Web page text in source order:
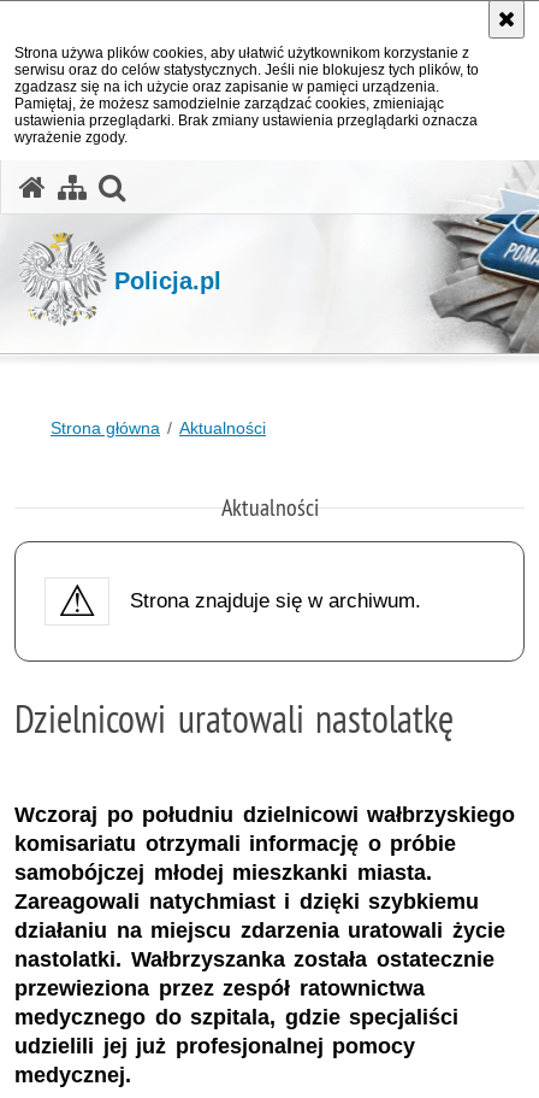
Strona używa plików cookies, aby ułatwić użytkownikom korzystanie z
serwisu oraz do celów statystycznych. Jeśli nie blokujesz tych plików, to
zgadzasz się na ich użycie oraz zapisanie w pamięci urządzenia.
Pamiętaj, że możesz samodzielnie zarządzać cookies, zmieniając
ustawienia przeglądarki. Brak zmiany ustawienia przeglądarki oznacza
wyrażenie zgody.
Policja.pl
Strona główna Aktualności
Aktualności
Strona znajduje się w archiwum.
Dzielnicowi uratowali nastolatkę
Wczoraj po południu dzielnicowi wałbrzyskiego
komisariatu otrzymali informację o próbie
samobójczej młodej mieszkanki miasta.
Zareagowali natychmiast i dzięki szybkiemu
działaniu na miejscu zdarzenia uratowali życie
nastolatki. Wałbrzyszanka została ostatecznie
przewieziona przez zespół ratownictwa
medycznego do szpitala, gdzie specjaliści
udzielili jej już profesjonalnej pomocy
medycznej.